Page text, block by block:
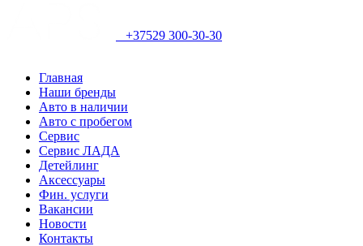
+37529 300-30-30
Главная
Наши бренды
Авто в наличии
Авто с пробегом
Сервис
Сервис ЛАДА
Детейлинг
Аксессуары
Фин. услуги
Вакансии
Новости
Контакты